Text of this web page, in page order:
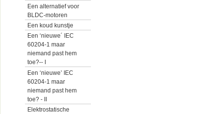
Een alternatief voor
BLDC-motoren
Een koud kunstje
Een ‘nieuwe´ IEC
60204-1 maar
niemand past hem
toe?-- I
Een ‘nieuwe’ IEC
60204-1 maar
niemand past hem
toe? - II
Elektrostatische